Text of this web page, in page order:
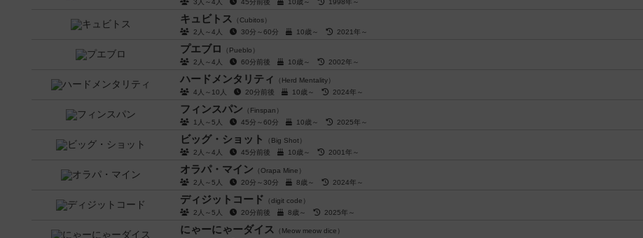
3人～4人
45分前後 10歳～ 1998年～
キュビトス
（Cubitos）
2人～4人
30分～60分 10歳～ 2021年～
プエブロ
（Pueblo）
2人～4人
60分前後 10歳～ 2002年～
ハードメンタリティ
（Herd Mentality）
4人～10人
20分前後 10歳～ 2024年～
フィンスパン （Finspan）
1人～5人
45分～60分 10歳～ 2025年～
ビッグ・ショット
（Big Shot）
2人～4人
45分前後 10歳～ 2001年～
オラパ・マイン （Orapa Mine）
2人～5人
20分～30分 8歳～ 2024年～
ディジットコード （digit code）
2人～5人
20分前後 8歳～ 2025年～
にゃーにゃーダイス
（Meow meow dice）